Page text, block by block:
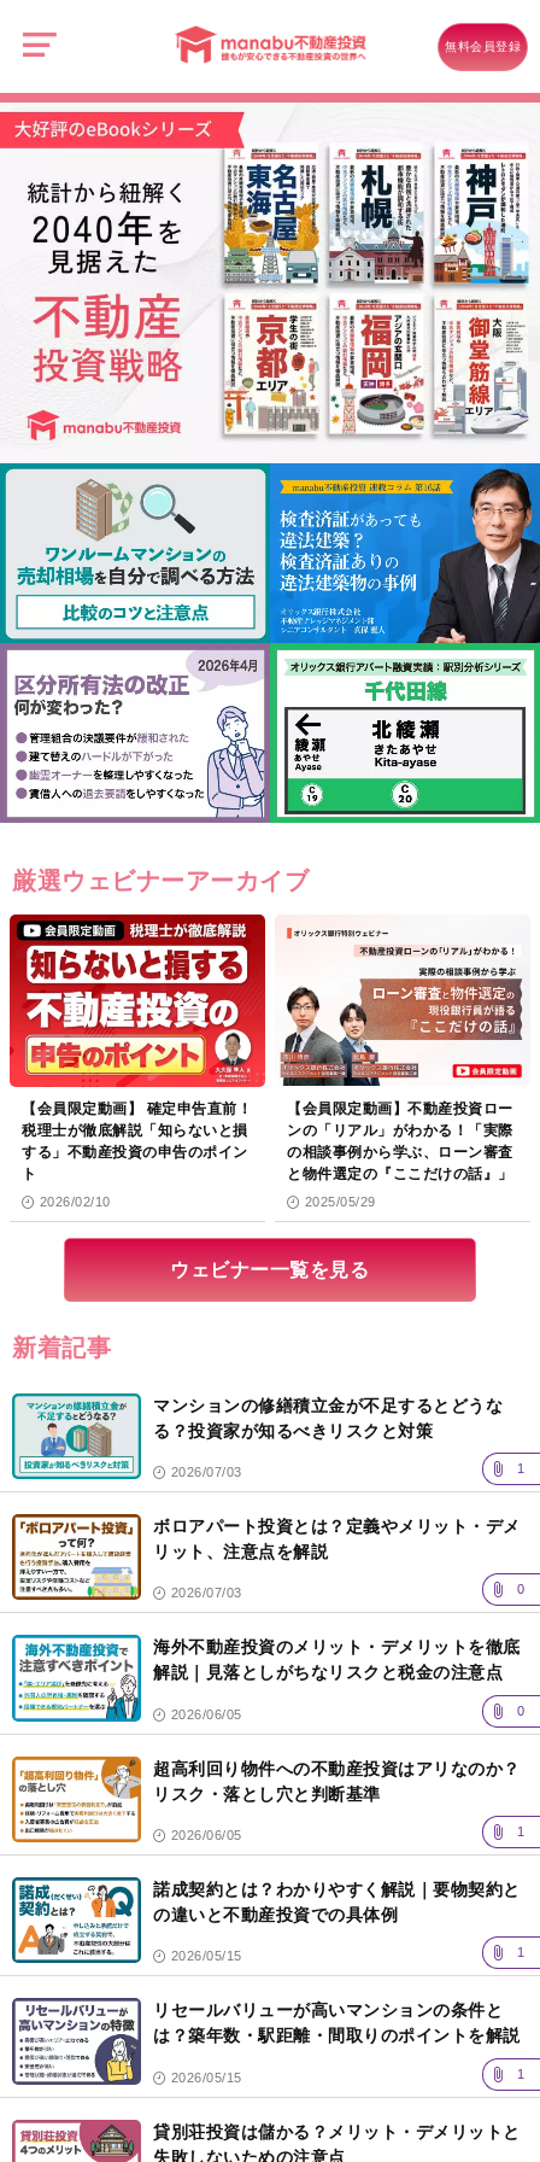
無料会員登録
厳選ウェビナーアーカイブ
【会員限定動画】 確定申告直前！
税理士が徹底解説「知らないと損
する」不動産投資の申告のポイン
ト
2026/02/10
【会員限定動画】不動産投資ロー
ンの「リアル」がわかる！「実際
の相談事例から学ぶ、ローン審査
と物件選定の『ここだけの話』」
2025/05/29
ウェビナー一覧を見る
新着記事
マンションの修繕積立金が不足するとどうな
る？投資家が知るべきリスクと対策
2026/07/03 1
ボロアパート投資とは？定義やメリット・デメ
リット、注意点を解説
2026/07/03 0
海外不動産投資のメリット・デメリットを徹底
解説｜見落としがちなリスクと税金の注意点
2026/06/05 0
超高利回り物件への不動産投資はアリなのか？
リスク・落とし穴と判断基準
2026/06/05 1
諾成契約とは？わかりやすく解説｜要物契約と
の違いと不動産投資での具体例
2026/05/15 1
リセールバリューが高いマンションの条件と
は？築年数・駅距離・間取りのポイントを解説
2026/05/15 1
貸別荘投資は儲かる？メリット・デメリットと
失敗しないための注意点